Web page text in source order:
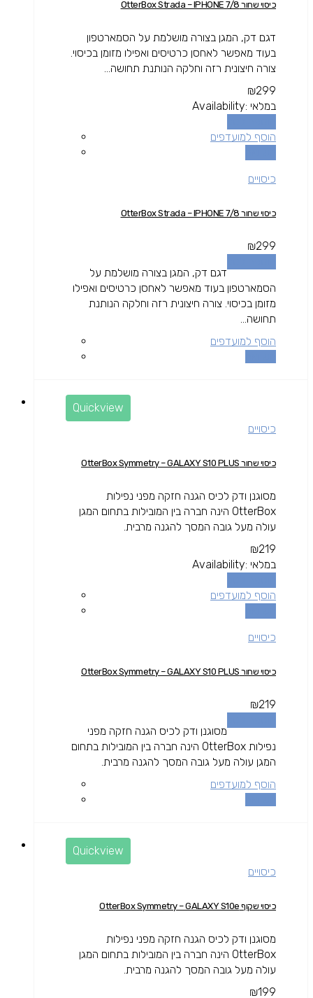
כיסוי שחור OtterBox Strada – IPHONE 7/8
דגם דק, המגן בצורה מושלמת על הסמארטפון
בעוד מאפשר לאחסן כרטיסים ואפילו מזומן בכיסוי.
צורה חיצונית רזה וחלקה הנותנת תחושה...
₪299
Availability: במלאי
הוסף למועדפים
כיסויים
כיסוי שחור OtterBox Strada – IPHONE 7/8
₪299
דגם דק, המגן בצורה מושלמת על
הסמארטפון בעוד מאפשר לאחסן כרטיסים ואפילו
מזומן בכיסוי. צורה חיצונית רזה וחלקה הנותנת
תחושה...
הוסף למועדפים
Quickview
כיסויים
כיסוי שחור OtterBox Symmetry – GALAXY S10 PLUS
מסוגנן ודק לכיס הגנה חזקה מפני נפילות
OtterBox הינה חברה בין המובילות בתחום המגן
עולה מעל גובה המסך להגנה מרבית.
₪219
Availability: במלאי
הוסף למועדפים
כיסויים
כיסוי שחור OtterBox Symmetry – GALAXY S10 PLUS
₪219
מסוגנן ודק לכיס הגנה חזקה מפני
נפילות OtterBox הינה חברה בין המובילות בתחום
המגן עולה מעל גובה המסך להגנה מרבית.
הוסף למועדפים
Quickview
כיסויים
כיסוי שקוף OtterBox Symmetry – GALAXY S10e
מסוגנן ודק לכיס הגנה חזקה מפני נפילות
OtterBox הינה חברה בין המובילות בתחום המגן
עולה מעל גובה המסך להגנה מרבית.
₪199